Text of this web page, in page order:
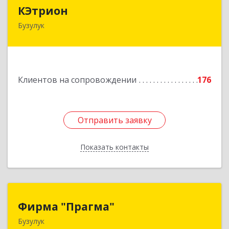
КЭтрион
Бузулук
Клиентов на сопровождении 176
Отправить заявку
Показать контакты
461040, Оренбургская обл, Бузулук г, Пушкина
Отправить заявку
Назад
Фирма "Прагма"
Бузулук461040, Оренбургская обл, Бузулукский р-н,